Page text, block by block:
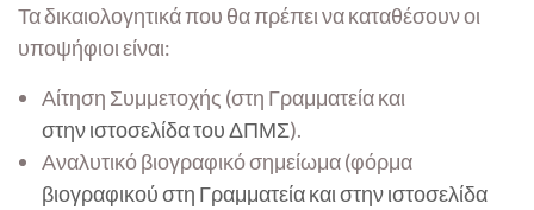
Τα δικαιολογητικά που θα πρέπει να καταθέσουν οι
υποψήφιοι είναι:
Αίτηση Συμμετοχής (στη Γραμματεία και
στην ιστοσελίδα του ΔΠΜΣ).
Αναλυτικό βιογραφικό σημείωμα (φόρμα
βιογραφικού στη Γραμματεία και στην ιστοσελίδα